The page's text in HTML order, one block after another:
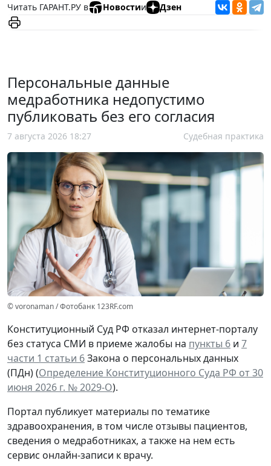
Читать ГАРАНТ.РУ в
Новостии Дзен
Персональные данные
медработника недопустимо
публиковать без его согласия
7 августа 2026 18:27 Судебная практика
© voronaman / Фотобанк 123RF.com
Конституционный Суд РФ отказал интернет-порталу
без статуса СМИ в приеме жалобы на пункты 6 и 7
части 1 статьи 6Закона о персональных данных
(ПДн) (Определение Конституционного Суда РФ от 30
июня 2026 г. № 2029-О).
Портал публикует материалы по тематике
здравоохранения, в том числе отзывы пациентов,
сведения о медработниках, а также на нем есть
сервис онлайн-записи к врачу.